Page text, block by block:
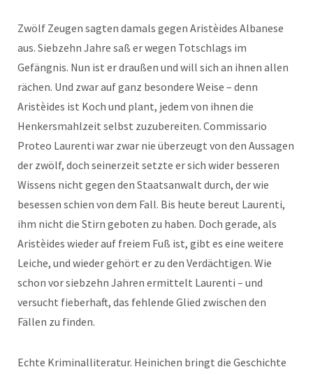
Zwölf Zeugen sagten damals gegen Aristèides Albanese
aus. Siebzehn Jahre saß er wegen Totschlags im
Gefängnis. Nun ist er draußen und will sich an ihnen allen
rächen. Und zwar auf ganz besondere Weise – denn
Aristèides ist Koch und plant, jedem von ihnen die
Henkersmahlzeit selbst zuzubereiten. Commissario
Proteo Laurenti war zwar nie überzeugt von den Aussagen
der zwölf, doch seinerzeit setzte er sich wider besseren
Wissens nicht gegen den Staatsanwalt durch, der wie
besessen schien von dem Fall. Bis heute bereut Laurenti,
ihm nicht die Stirn geboten zu haben. Doch gerade, als
Aristèides wieder auf freiem Fuß ist, gibt es eine weitere
Leiche, und wieder gehört er zu den Verdächtigen. Wie
schon vor siebzehn Jahren ermittelt Laurenti – und
versucht fieberhaft, das fehlende Glied zwischen den
Fällen zu finden.
Echte Kriminalliteratur. Heinichen bringt die Geschichte